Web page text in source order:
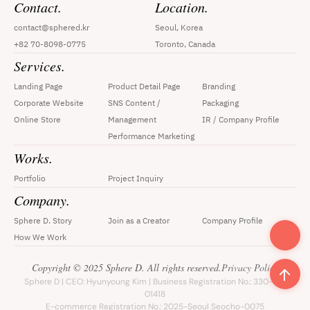
Contact.
contact@sphered.kr
+82 70-8098-0775
Location.
Seoul, Korea
Toronto, Canada
Services.
Branding
Packaging
IR / Company Profile
Landing Page
Corporate Website
Online Store
Product Detail Page
SNS Content /
Management
Performance Marketing
Works.
Portfolio Project Inquiry
Company.
Sphere D. Story
How We Work
Join as a Creator Company Profile
Copyright © 2025 Sphere D. All rights reserved.Privacy Policy
Sphere D | CEO: Hyunyoung Kim | Business Registration No.: 330-33-
01418
E-commerce Registration No.: 2025-Seoul Seocho-0075